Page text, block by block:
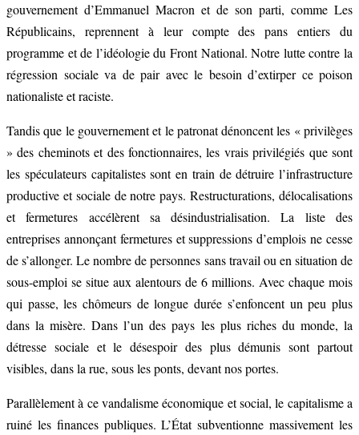
gouvernement d’Emmanuel Macron et de son parti, comme Les
Républicains, reprennent à leur compte des pans entiers du
programme et de l’idéologie du Front National. Notre lutte contre la
régression sociale va de pair avec le besoin d’extirper ce poison
nationaliste et raciste.
Tandis que le gouvernement et le patronat dénoncent les « privilèges
» des cheminots et des fonctionnaires, les vrais privilégiés que sont
les spéculateurs capitalistes sont en train de détruire l’infrastructure
productive et sociale de notre pays. Restructurations, délocalisations
et fermetures accélèrent sa désindustrialisation. La liste des
entreprises annonçant fermetures et suppressions d’emplois ne cesse
de s’allonger. Le nombre de personnes sans travail ou en situation de
sous-emploi se situe aux alentours de 6 millions. Avec chaque mois
qui passe, les chômeurs de longue durée s’enfoncent un peu plus
dans la misère. Dans l’un des pays les plus riches du monde, la
détresse sociale et le désespoir des plus démunis sont partout
visibles, dans la rue, sous les ponts, devant nos portes.
Parallèlement à ce vandalisme économique et social, le capitalisme a
ruiné les finances publiques. L’État subventionne massivement les